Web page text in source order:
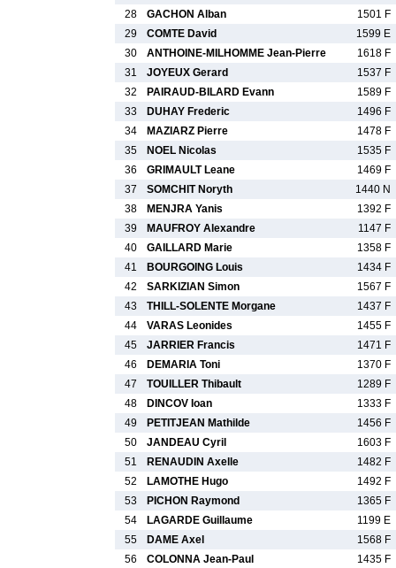
28
GACHON Alban
1501 F
29
COMTE David
1599 E
30
ANTHOINE-MILHOMME Jean-Pierre
1618 F
31
JOYEUX Gerard
1537 F
32
PAIRAUD-BILARD Evann
1589 F
33
DUHAY Frederic
1496 F
34
MAZIARZ Pierre
1478 F
35
NOEL Nicolas
1535 F
36
GRIMAULT Leane
1469 F
37
SOMCHIT Noryth
1440 N
38
MENJRA Yanis
1392 F
39
MAUFROY Alexandre
1147 F
40
GAILLARD Marie
1358 F
41
BOURGOING Louis
1434 F
42
SARKIZIAN Simon
1567 F
43
THILL-SOLENTE Morgane
1437 F
44
VARAS Leonides
1455 F
45
JARRIER Francis
1471 F
46
DEMARIA Toni
1370 F
47
TOUILLER Thibault
1289 F
48
DINCOV Ioan
1333 F
49
PETITJEAN Mathilde
1456 F
50
JANDEAU Cyril
1603 F
51
RENAUDIN Axelle
1482 F
52
LAMOTHE Hugo
1492 F
53
PICHON Raymond
1365 F
54
LAGARDE Guillaume
1199 E
55
DAME Axel
1568 F
56
COLONNA Jean-Paul
1435 F